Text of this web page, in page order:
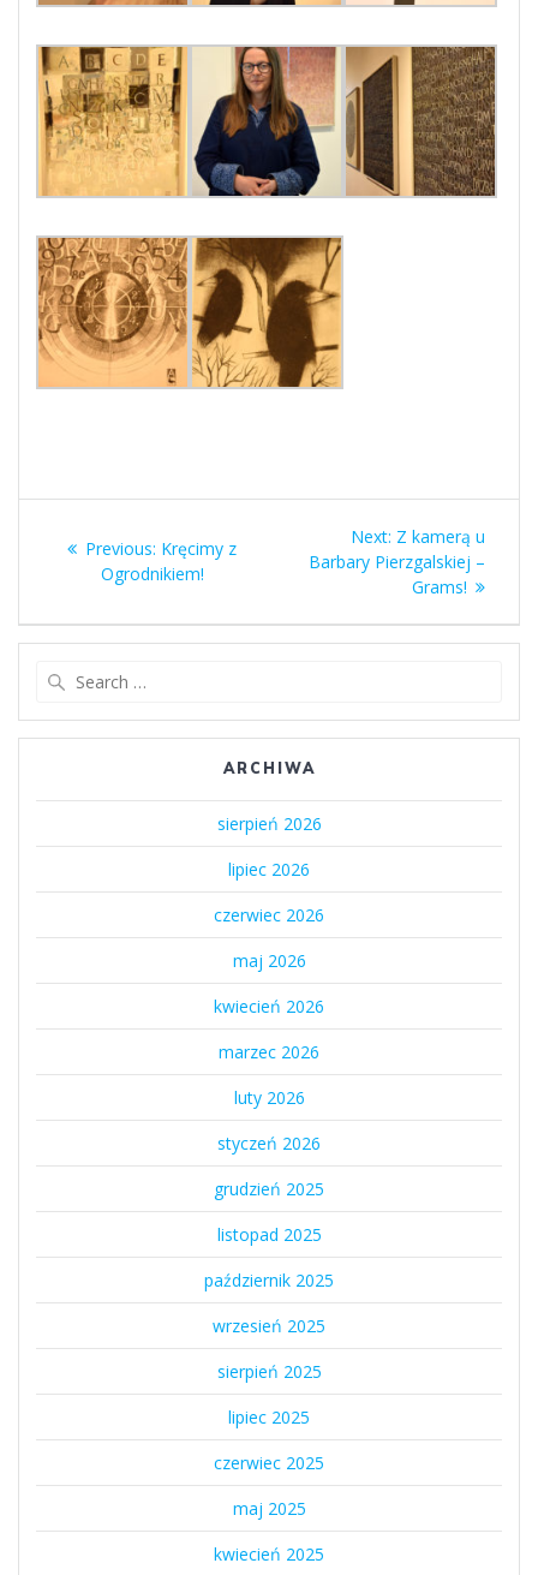
wpisuPrevious: Previous
post:
Kręcimy z
Ogrodnikiem!
Next: Next
post:
Z kamerą u
Barbary Pierzgalskiej –
Grams!
ARCHIWA
sierpień 2026
lipiec 2026
czerwiec 2026
maj 2026
kwiecień 2026
marzec 2026
luty 2026
styczeń 2026
grudzień 2025
listopad 2025
październik 2025
wrzesień 2025
sierpień 2025
lipiec 2025
czerwiec 2025
maj 2025
kwiecień 2025